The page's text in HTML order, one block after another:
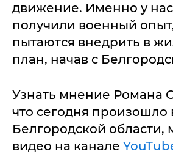
движение. Именно у
получили военный
пытаются внедрить в
план, начав с
Узнать мнение Романа
что сегодня произошло
Белгородской области,
видео на канале